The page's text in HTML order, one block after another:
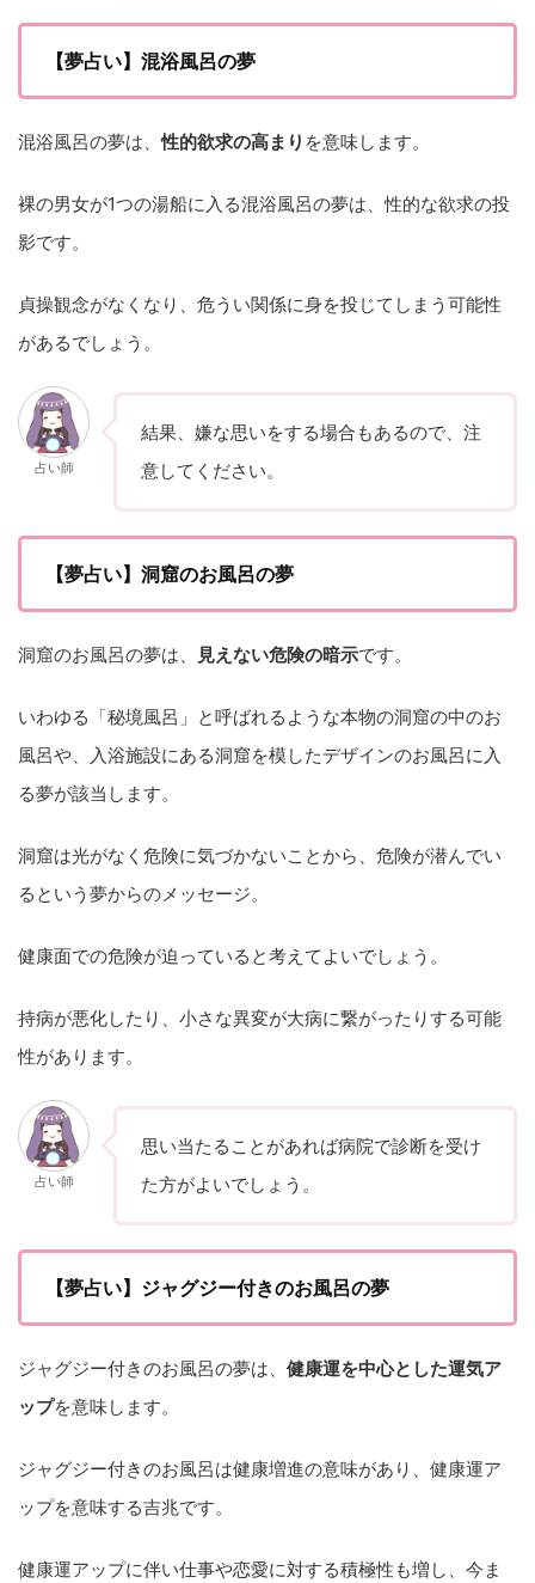
【夢占い】混浴風呂の夢
混浴風呂の夢は、性的欲求の高まり を意味します。
裸の男女が1つの湯船に入る混浴風呂の夢は、性的な欲求の投
影です。
貞操観念がなくなり、危うい関係に身を投じてしまう可能性
があるでしょう。
占い師
結果、嫌な思いをする場合もあるので、注
意してください。
【夢占い】洞窟のお風呂の夢
洞窟のお風呂の夢は、 見えない危険の暗示です。
いわゆる「秘境風呂」と呼ばれるような本物の洞窟の中のお
風呂や、入浴施設にある洞窟を模したデザインのお風呂に入
る夢が該当します。
洞窟は光がなく危険に気づかないことから、危険が潜んでい
るという夢からのメッセージ。
健康面での危険が迫っていると考えてよいでしょう。
持病が悪化したり、小さな異変が大病に繋がったりする可能
性があります。
占い師
思い当たることがあれば病院で診断を受け
た方がよいでしょう。
【夢占い】ジャグジー付きのお風呂の夢
ジャグジー付きのお風呂の夢は、 健康運を中心とした運気ア
ップを意味します。
ジャグジー付きのお風呂は健康増進の意味があり、健康運ア
ップを意味する吉兆です。
健康運アップに伴い仕事や恋愛に対する積極性も増し、今ま